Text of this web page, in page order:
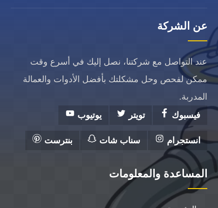
عن الشركة
عند التواصل مع شركتنا، نصل إليك في أسرع وقت
ممكن لفحص وحل مشكلتك بأفضل الأدوات والعمالة
المدربة.
فيسبوك
تويتر يوتيوب
انستجرام سناب شات بنترست
المساعدة والمعلومات